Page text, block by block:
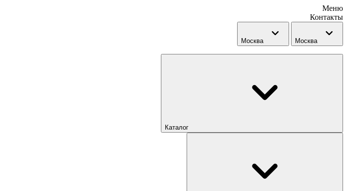
Меню
Контакты
Москва Москва
Каталог